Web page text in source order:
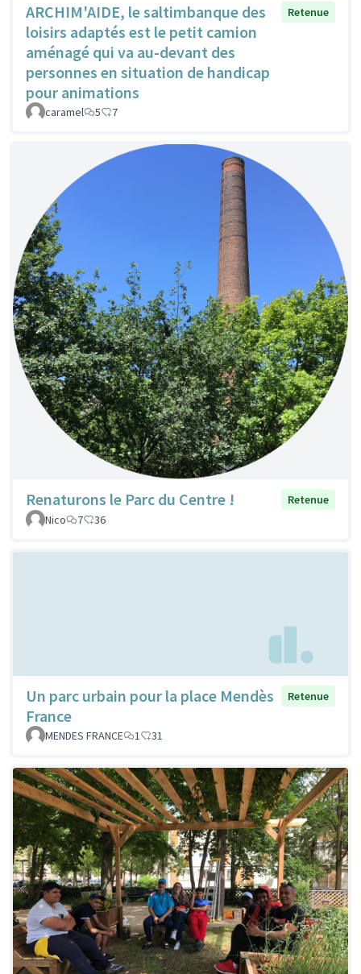
ARCHIM'AIDE, le saltimbanque des
loisirs adaptés est le petit camion
aménagé qui va au-devant des
personnes en situation de handicap
pour animations
Retenue
caramel 5 7
Renaturons le Parc du Centre !
Retenue
Nico
7 36
Un parc urbain pour la place Mendès
France
Retenue
MENDES FRANCE 1 31